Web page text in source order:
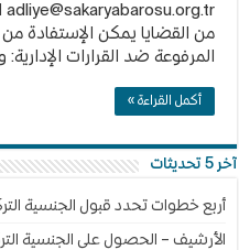
adliye@sakaryabarosu.org.tr
من القضايا يمكن الإستفادة من
المرفوعة ضد القرارات
أكمل القراءة »
آخر 5 تحديثات
أربع خطوات تحدد قبول الجنسية
الأرشيف – الحصول على الجنسية